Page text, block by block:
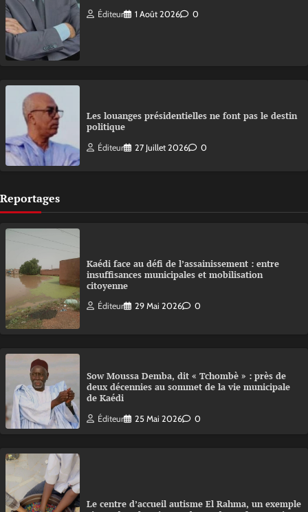
Éditeur 1 Août 2026 0
Les louanges présidentielles ne font pas le destin
politique
Éditeur 27 Juillet 2026 0
Reportages
Kaédi face au défi de l’assainissement : entre
insuffisances municipales et mobilisation
citoyenne
Éditeur 29 Mai 2026 0
Sow Moussa Demba, dit « Tchombè » : près de
deux décennies au sommet de la vie municipale
de Kaédi
Éditeur 25 Mai 2026 0
Le centre d’accueil autisme El Rahma, un exemple